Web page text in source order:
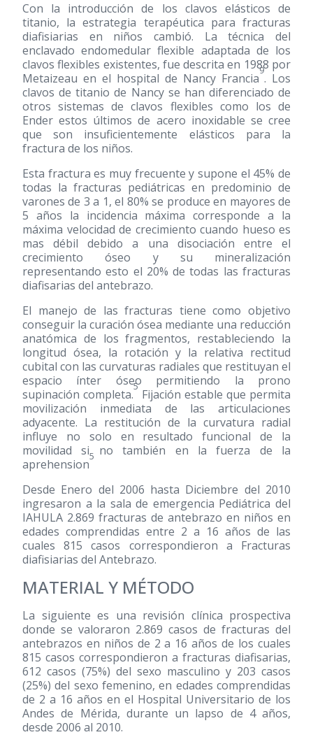
Con la introducción de los clavos elásticos de
titanio, la estrategia terapéutica para fracturas
diafisiarias en niños cambió. La técnica del
enclavado endomedular flexible adaptada de los
clavos flexibles existentes, fue descrita en 1988 por
Metaizeau en el hospital de Nancy Francia
9
. Los
clavos de titanio de Nancy se han diferenciado de
otros sistemas de clavos flexibles como los de
Ender estos últimos de acero inoxidable se cree
que son insuficientemente elásticos para la
fractura de los niños.
Esta fractura es muy frecuente y supone el 45% de
todas la fracturas pediátricas en predominio de
varones de 3 a 1, el 80% se produce en mayores de
5 años la incidencia máxima corresponde a la
máxima velocidad de crecimiento cuando hueso es
mas débil debido a una disociación entre el
crecimiento óseo y su mineralización
representando esto el 20% de todas las fracturas
diafisarias del antebrazo.
El manejo de las fracturas tiene como objetivo
conseguir la curación ósea mediante una reducción
anatómica de los fragmentos, restableciendo la
longitud ósea, la rotación y la relativa rectitud
cubital con las curvaturas radiales que restituyan el
espacio ínter óseo permitiendo la prono
supinación completa.
5
Fijación estable que permita
movilización inmediata de las articulaciones
adyacente. La restitución de la curvatura radial
influye no solo en resultado funcional de la
movilidad si no también en la fuerza de la
aprehension
5
Desde Enero del 2006 hasta Diciembre del 2010
ingresaron a la sala de emergencia Pediátrica del
IAHULA 2.869 fracturas de antebrazo en niños en
edades comprendidas entre 2 a 16 años de las
cuales 815 casos correspondieron a Fracturas
diafisiarias del Antebrazo.
MATERIAL Y MÉTODO
La siguiente es una revisión clínica prospectiva
donde se valoraron 2.869 casos de fracturas del
antebrazos en niños de 2 a 16 años de los cuales
815 casos correspondieron a fracturas diafisarias,
612 casos (75%) del sexo masculino y 203 casos
(25%) del sexo femenino, en edades comprendidas
de 2 a 16 años en el Hospital Universitario de los
Andes de Mérida, durante un lapso de 4 años,
desde 2006 al 2010.